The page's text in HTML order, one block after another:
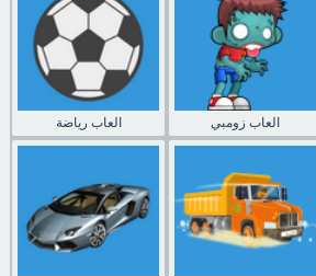
العاب رياضة العاب زومبي